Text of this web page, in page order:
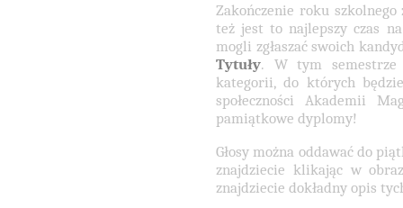
Zakończenie roku
też jest to najlepszy czas
mogli zgłaszać swoich
Tytuły. W tym semestrze
kategorii, do których
społeczności Akademii
pamiątkowe dyplomy!
Głosy można oddawać do
znajdziecie klikając w
znajdziecie dokładny opis